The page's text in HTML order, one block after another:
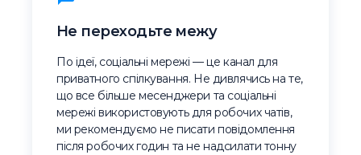
Не переходьте межу
По ідеї, соціальні мережі — це канал для
приватного спілкування. Не дивлячись на те,
що все більше месенджери та соціальні
мережі використовують для робочих чатів,
ми рекомендуємо не писати повідомлення
після робочих годин та не надсилати тонну